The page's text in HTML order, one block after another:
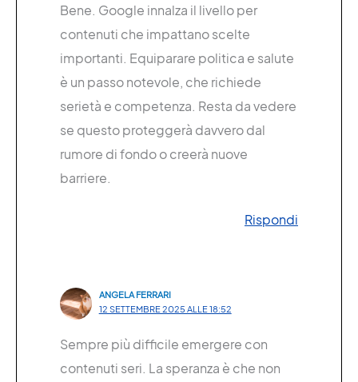
Bene. Google innalza il livello per
contenuti che impattano scelte
importanti. Equiparare politica e salute
è un passo notevole, che richiede
serietà e competenza. Resta da vedere
se questo proteggerà davvero dal
rumore di fondo o creerà nuove
barriere.
Rispondi
ANGELA FERRARI
12 SETTEMBRE 2025 ALLE 18:52
Sempre più difficile emergere con
contenuti seri. La speranza è che non